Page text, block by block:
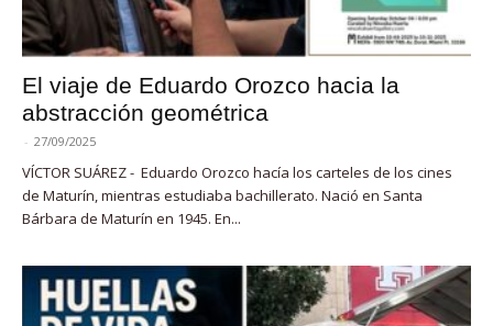
El viaje de Eduardo Orozco hacia la
abstracción geométrica
- 27/09/2025
VÍCTOR SUÁREZ - Eduardo Orozco hacía los carteles de los cines
de Maturín, mientras estudiaba bachillerato. Nació en Santa
Bárbara de Maturín en 1945. En...